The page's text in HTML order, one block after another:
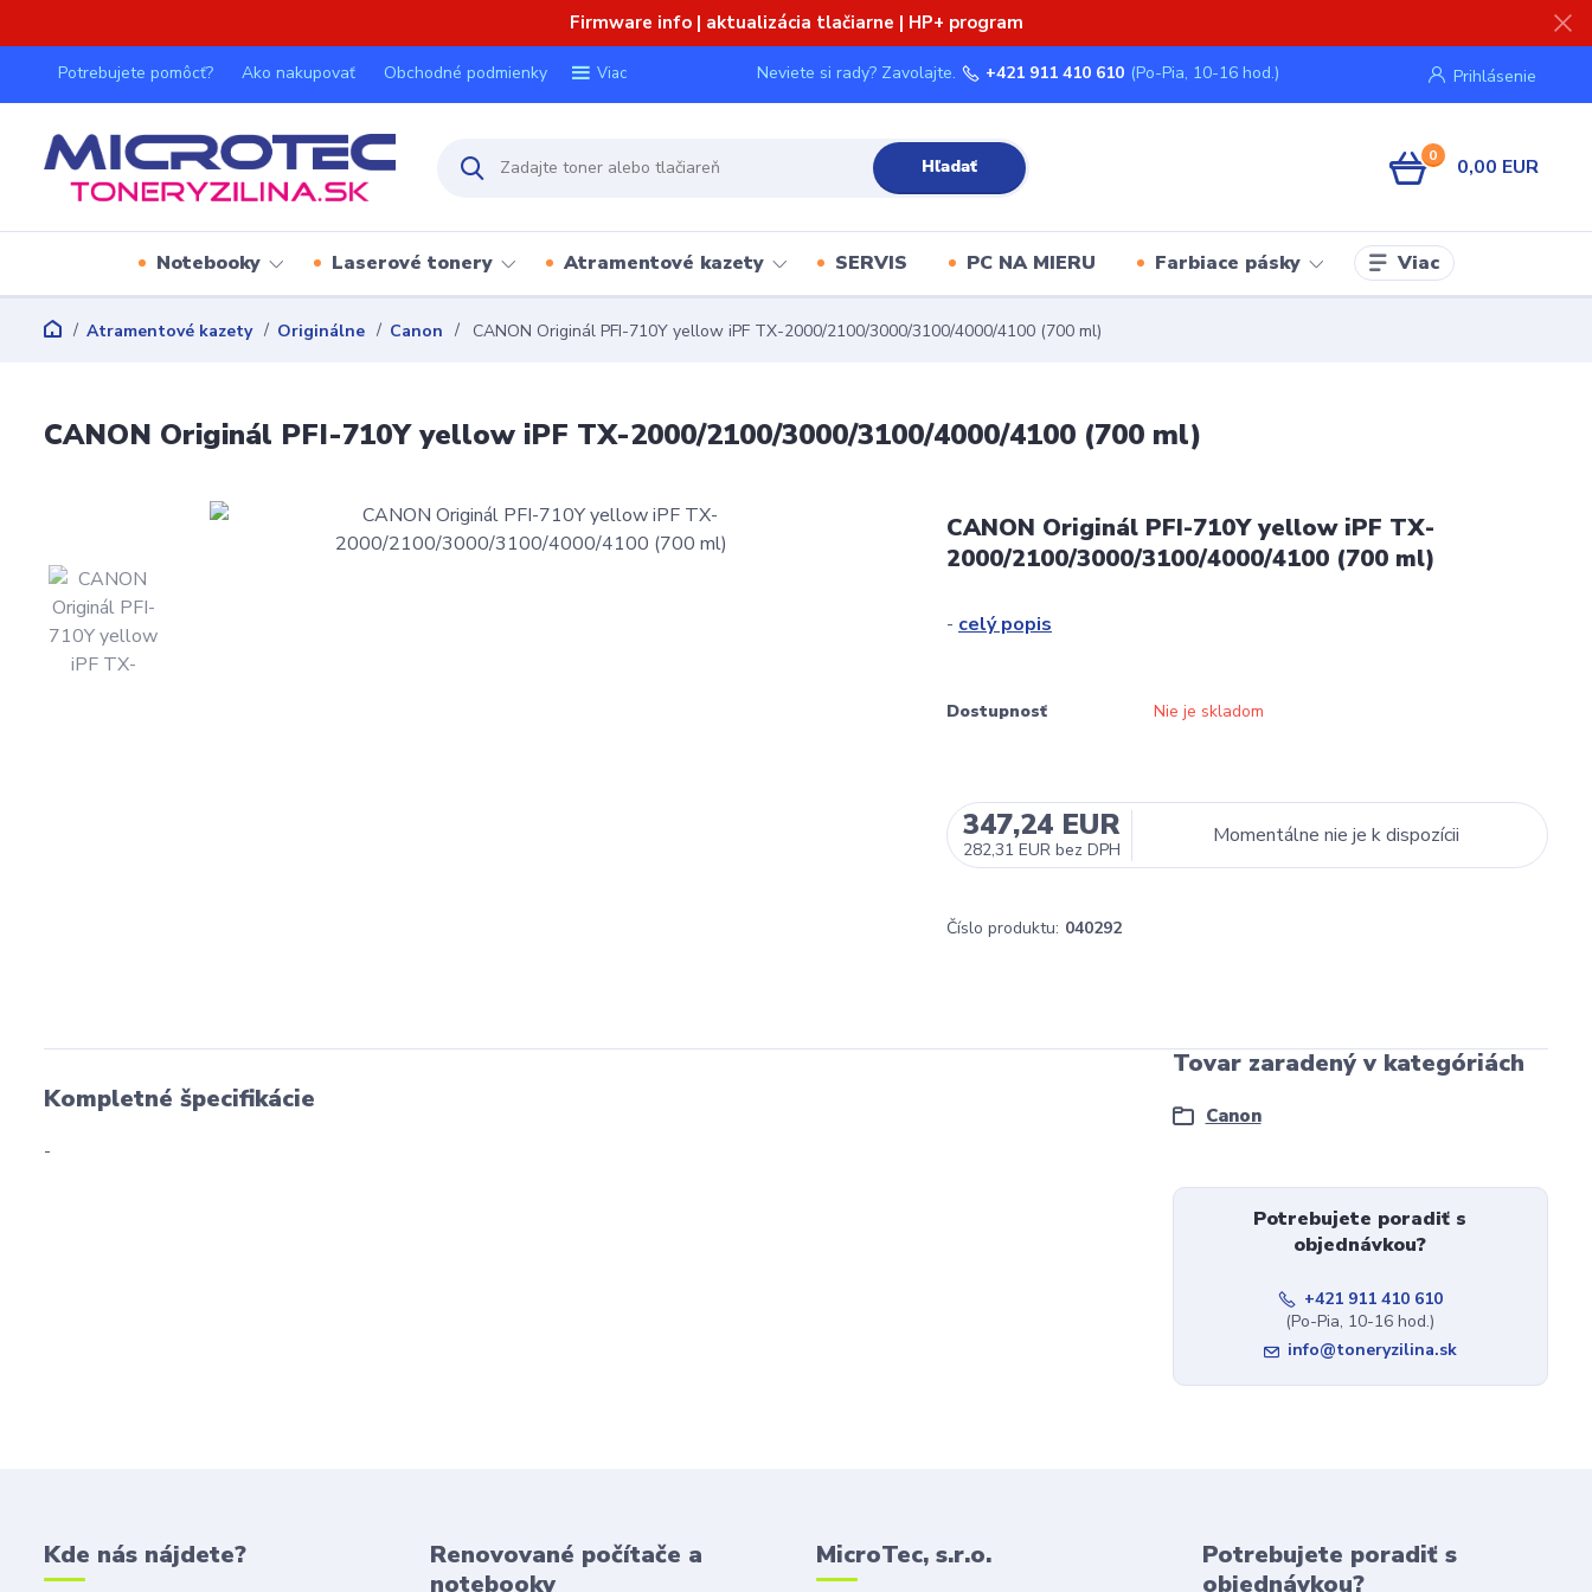
Firmware info | aktualizácia tlačiarne | HP+ program
Potrebujete pomôcť? Ako nakupovať Obchodné podmienky Viac Prihlásenie
Hľadať
Neviete si rady? Zavolajte. +421 911 410 610 (Po-Pia, 10-16 hod.)
0 0,00 EUR
Notebooky Laserové tonery Atramentové kazety SERVIS PC NA MIERU Farbiace pásky Viac
Atramentové kazety Originálne Canon CANON Originál PFI-710Y yellow iPF TX-2000/2100/3000/3100/4000/4100 (700 ml)
CANON Originál PFI-710Y yellow iPF TX-2000/2100/3000/3100/4000/4100 (700 ml)
CANON Originál PFI-710Y yellow iPF TX-
2000/2100/3000/3100/4000/4100 (700 ml)
- celý popis
Dostupnosť Nie je skladom
347,24 EUR
282,31 EUR bez DPH
Momentálne nie je k dispozícii
Číslo produktu: 040292
Kompletné špecifikácie
-
Tovar zaradený v kategóriách
Canon
Potrebujete poradiť s
objednávkou?
+421 911 410 610
(Po-Pia, 10-16 hod.)
info@toneryzilina.sk
Kde nás nájdete?
Renovované počítače a
notebooky
MicroTec, s.r.o.
Potrebujete poradiť s
objednávkou?